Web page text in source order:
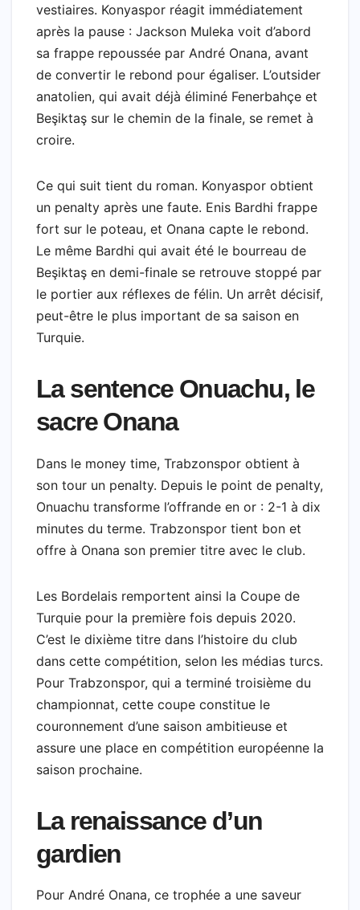
vestiaires. Konyaspor réagit immédiatement
après la pause : Jackson Muleka voit d’abord
sa frappe repoussée par André Onana, avant
de convertir le rebond pour égaliser. L’outsider
anatolien, qui avait déjà éliminé Fenerbahçe et
Beşiktaş sur le chemin de la finale, se remet à
croire.
Ce qui suit tient du roman. Konyaspor obtient
un penalty après une faute. Enis Bardhi frappe
fort sur le poteau, et Onana capte le rebond.
Le même Bardhi qui avait été le bourreau de
Beşiktaş en demi-finale se retrouve stoppé par
le portier aux réflexes de félin. Un arrêt décisif,
peut-être le plus important de sa saison en
Turquie.
La sentence Onuachu, le
sacre Onana
Dans le money time, Trabzonspor obtient à
son tour un penalty. Depuis le point de penalty,
Onuachu transforme l’offrande en or : 2-1 à dix
minutes du terme. Trabzonspor tient bon et
offre à Onana son premier titre avec le club.
Les Bordelais remportent ainsi la Coupe de
Turquie pour la première fois depuis 2020.
C’est le dixième titre dans l’histoire du club
dans cette compétition, selon les médias turcs.
Pour Trabzonspor, qui a terminé troisième du
championnat, cette coupe constitue le
couronnement d’une saison ambitieuse et
assure une place en compétition européenne la
saison prochaine.
La renaissance d’un
gardien
Pour André Onana, ce trophée a une saveur